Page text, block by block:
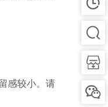
感较小。请